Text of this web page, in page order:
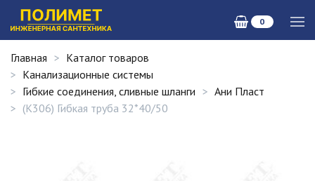
0
Главная
Каталог товаров
Канализационные системы
Гибкие соединения, сливные шланги
Ани Пласт
(K306) Гибкая труба 32*40/50